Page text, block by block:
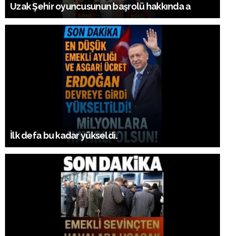
Uzak Şehir oyuncusunun başrolü hakkında a
İlk defa bu kadar yükseldi.